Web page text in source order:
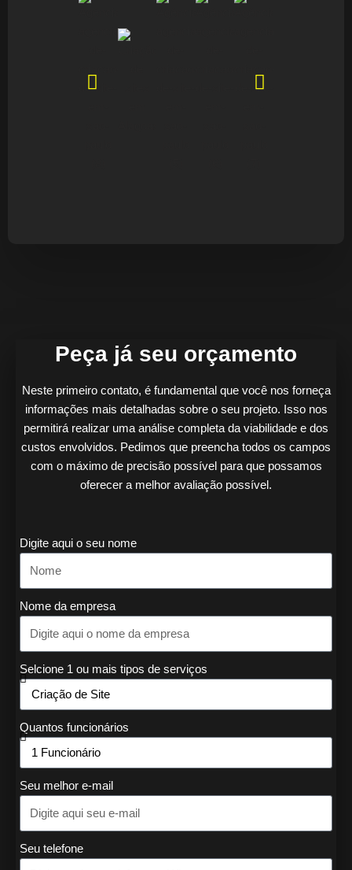
Quem confia recomenda!
Peça já seu orçamento
Neste primeiro contato, é fundamental que você nos forneça
informações mais detalhadas sobre o seu projeto. Isso nos
permitirá realizar uma análise completa da viabilidade e dos
custos envolvidos. Pedimos que preencha todos os campos
com o máximo de precisão possível para que possamos
oferecer a melhor avaliação possível.
Digite aqui o seu nome
Nome da empresa
Selcione 1 ou mais tipos de serviços
Quantos funcionários
Seu melhor e-mail
Seu telefone